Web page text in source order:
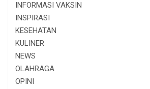
INFORMASI VAKSIN
INSPIRASI
KESEHATAN
KULINER
NEWS
OLAHRAGA
OPINI